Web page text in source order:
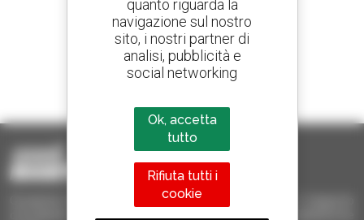
1 telescopico su 4
Occasione Manitou - Prodotti per il sollevamento e il trasporto
quanto riguarda la
navigazione sul nostro
sito, i nostri partner di
analisi, pubblicità e
social networking
Ok, accetta
tutto
Rifiuta tutti i
cookie